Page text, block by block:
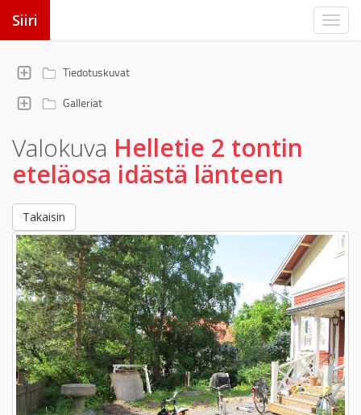
Siiri
Tiedotuskuvat
Galleriat
Valokuva Helletie 2 tontin
eteläosa idästä länteen
Takaisin